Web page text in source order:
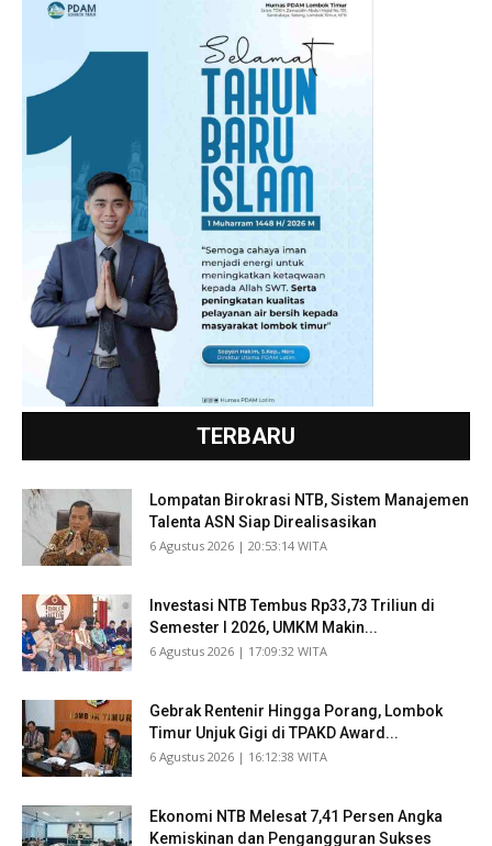
TERBARU
Lompatan Birokrasi NTB, Sistem Manajemen
Talenta ASN Siap Direalisasikan
​6 Agustus 2026 | 20:53:14 WITA
Investasi NTB Tembus Rp33,73 Triliun di
Semester I 2026, UMKM Makin...
​6 Agustus 2026 | 17:09:32 WITA
Gebrak Rentenir Hingga Porang, Lombok
Timur Unjuk Gigi di TPAKD Award...
​6 Agustus 2026 | 16:12:38 WITA
Ekonomi NTB Melesat 7,41 Persen Angka
Kemiskinan dan Pengangguran Sukses